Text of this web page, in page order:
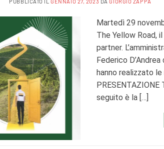
Martedì 29
The Yellow Road,
partner.
Federico
hanno realizzato
seguito è la […]